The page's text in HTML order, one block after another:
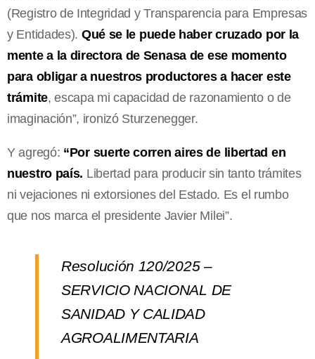
(Registro de Integridad y Transparencia para Empresas
y Entidades). Qué se le puede haber cruzado por la
mente a la directora de Senasa de ese momento
para obligar a nuestros productores a hacer este
trámite, escapa mi capacidad de razonamiento o de
imaginación”, ironizó Sturzenegger.
Y agregó: “Por suerte corren aires de libertad en
nuestro país. Libertad para producir sin tanto trámites
ni vejaciones ni extorsiones del Estado. Es el rumbo
que nos marca el presidente Javier Milei”.
Resolución 120/2025 –
SERVICIO NACIONAL DE
SANIDAD Y CALIDAD
AGROALIMENTARIA